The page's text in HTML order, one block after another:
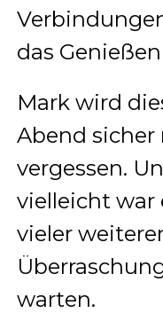
das
Mark wird
Abend sicher
vergessen.
vielleicht war
vieler
warten.